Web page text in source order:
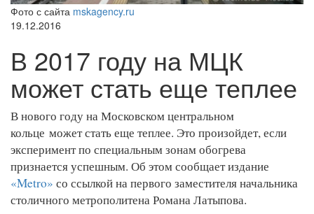
Фото с сайта mskagency.ru
19.12.2016
В 2017 году на МЦК
может стать еще теплее
В нового году на Московском центральном
кольце может стать еще теплее. Это произойдет, если
эксперимент по специальным зонам обогрева
признается успешным. Об этом сообщает издание
«Metro» со ссылкой на первого заместителя начальника
столичного метрополитена Романа Латыпова.